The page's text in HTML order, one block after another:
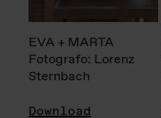
EVA + MARTA
Fotografo: Lorenz
Sternbach
Download